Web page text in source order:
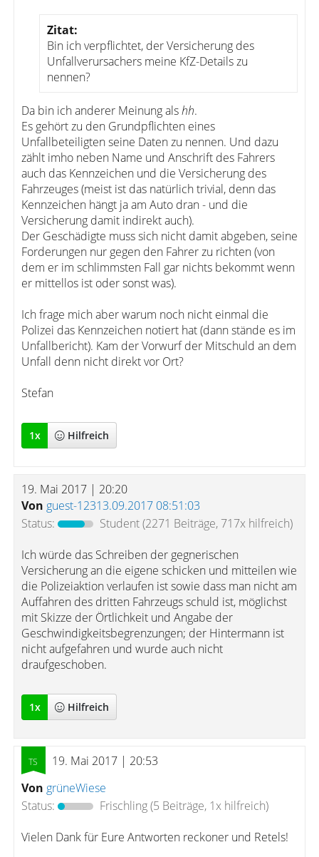
Zitat:
Bin ich verpflichtet, der Versicherung des
Unfallverursachers meine KfZ-Details zu
nennen?
Da bin ich anderer Meinung alshh.
Es gehört zu den Grundpflichten eines
Unfallbeteiligten seine Daten zu nennen. Und dazu
zählt imho neben Name und Anschrift des Fahrers
auch das Kennzeichen und die Versicherung des
Fahrzeuges (meist ist das natürlich trivial, denn das
Kennzeichen hängt ja am Auto dran - und die
Versicherung damit indirekt auch).
Der Geschädigte muss sich nicht damit abgeben, seine
Forderungen nur gegen den Fahrer zu richten (von
dem er im schlimmsten Fall gar nichts bekommt wenn
er mittellos ist oder sonst was).
Ich frage mich aber warum noch nicht einmal die
Polizei das Kennzeichen notiert hat (dann stände es im
Unfallbericht). Kam der Vorwurf der Mitschuld an dem
Unfall denn nicht direkt vor Ort?
Stefan
1x Hilfreich
19. Mai 2017 | 20:20
Von guest-12313.09.2017 08:51:03
Status:
Student(2271 Beiträge, 717x hilfreich)
Ich würde das Schreiben der gegnerischen
Versicherung an die eigene schicken und mitteilen wie
die Polizeiaktion verlaufen ist sowie dass man nicht am
Auffahren des dritten Fahrzeugs schuld ist, möglichst
mit Skizze der Örtlichkeit und Angabe der
Geschwindigkeitsbegrenzungen; der Hintermann ist
nicht aufgefahren und wurde auch nicht
draufgeschoben.
1x Hilfreich
19. Mai 2017 | 20:53
Von grüneWiese
Status:
Frischling(5 Beiträge, 1x hilfreich)
Vielen Dank für Eure Antworten reckoner und Retels!